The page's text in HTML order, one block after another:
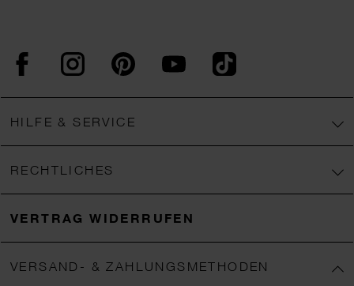
FacebookInstagram PinterestYouTubeTikTok
HILFE & SERVICE
RECHTLICHES
VERTRAG WIDERRUFEN
VERSAND- & ZAHLUNGSMETHODEN